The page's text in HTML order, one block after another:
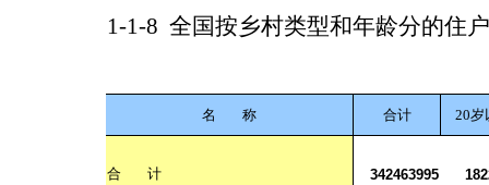
1-1-8 全国按乡村类型和年龄分的住
名 称 合计 20岁
合 计 342463995